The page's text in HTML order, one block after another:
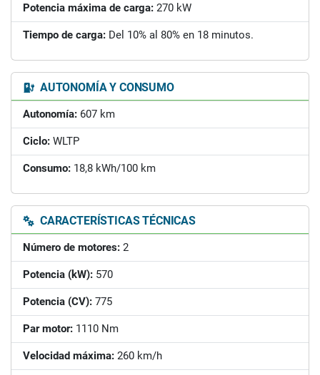
Potencia máxima de carga: 270 kW
Tiempo de carga: Del 10% al 80% en 18 minutos.
AUTONOMÍA Y CONSUMO
Autonomía: 607 km
Ciclo: WLTP
Consumo: 18,8 kWh/100 km
CARACTERÍSTICAS TÉCNICAS
Número de motores: 2
Potencia (kW): 570
Potencia (CV): 775
Par motor: 1110 Nm
Velocidad máxima: 260 km/h